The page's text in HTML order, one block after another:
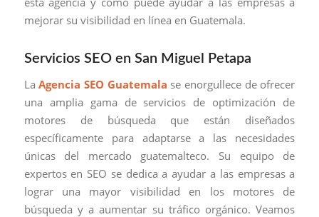
mejorar su visibilidad en línea en Guatemala.
Servicios SEO en San Miguel Petapa
LaAgencia SEO Guatemala se enorgullece de ofrecer
una amplia gama de servicios de optimización de
motores de búsqueda que están diseñados
específicamente para adaptarse a las necesidades
únicas del mercado guatemalteco. Su equipo de
expertos en SEO se dedica a ayudar a las empresas a
lograr una mayor visibilidad en los motores de
búsqueda y a aumentar su tráfico orgánico. Veamos